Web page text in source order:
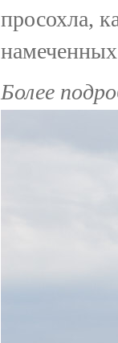
просохла,
Более